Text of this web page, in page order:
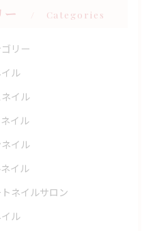
ー Categories
リー
ル
イル
イル
イル
イル
ネイルサロン
ル